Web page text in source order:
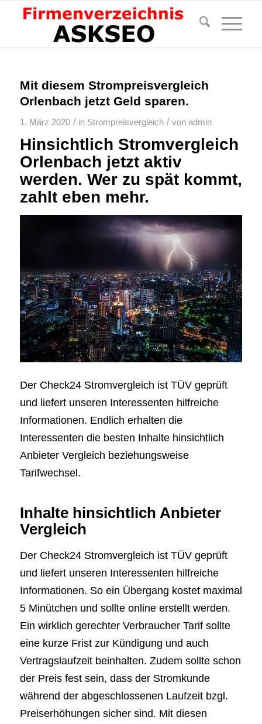
Mit diesem Strompreisvergleich
Orlenbach jetzt Geld sparen.
1. März 2020 / in Strompreisvergleich / von admin
Hinsichtlich Stromvergleich
Orlenbach jetzt aktiv
werden. Wer zu spät kommt,
zahlt eben mehr.
Der Check24 Stromvergleich ist TÜV geprüft
und liefert unseren Interessenten hilfreiche
Informationen. Endlich erhalten die
Interessenten die besten Inhalte hinsichtlich
Anbieter Vergleich beziehungsweise
Tarifwechsel.
Inhalte hinsichtlich Anbieter
Vergleich
Der Check24 Stromvergleich ist TÜV geprüft
und liefert unseren Interessenten hilfreiche
Informationen. So ein Übergang kostet maximal
5 Minütchen und sollte online erstellt werden.
Ein wirklich gerechter Verbraucher Tarif sollte
eine kurze Frist zur Kündigung und auch
Vertragslaufzeit beinhalten. Zudem sollte schon
der Preis fest sein, dass der Stromkunde
während der abgeschlossenen Laufzeit bzgl.
Preiserhöhungen sicher sind. Mit diesen